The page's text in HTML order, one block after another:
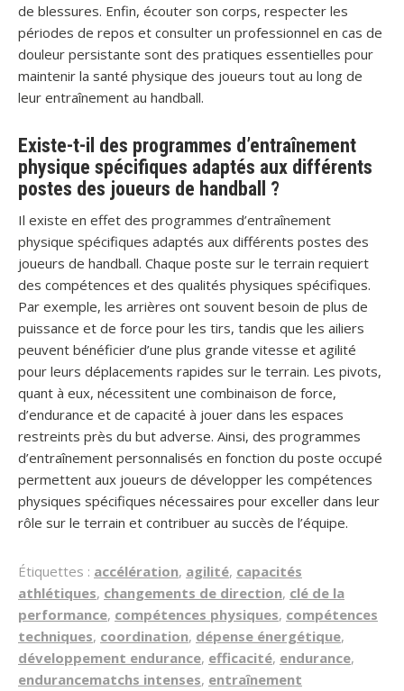
de blessures. Enfin, écouter son corps, respecter les
périodes de repos et consulter un professionnel en cas de
douleur persistante sont des pratiques essentielles pour
maintenir la santé physique des joueurs tout au long de
leur entraînement au handball.
Existe-t-il des programmes d’entraînement
physique spécifiques adaptés aux différents
postes des joueurs de handball ?
Il existe en effet des programmes d’entraînement
physique spécifiques adaptés aux différents postes des
joueurs de handball. Chaque poste sur le terrain requiert
des compétences et des qualités physiques spécifiques.
Par exemple, les arrières ont souvent besoin de plus de
puissance et de force pour les tirs, tandis que les ailiers
peuvent bénéficier d’une plus grande vitesse et agilité
pour leurs déplacements rapides sur le terrain. Les pivots,
quant à eux, nécessitent une combinaison de force,
d’endurance et de capacité à jouer dans les espaces
restreints près du but adverse. Ainsi, des programmes
d’entraînement personnalisés en fonction du poste occupé
permettent aux joueurs de développer les compétences
physiques spécifiques nécessaires pour exceller dans leur
rôle sur le terrain et contribuer au succès de l’équipe.
Étiquettes : accélération, agilité, capacités
athlétiques, changements de direction, clé de la
performance, compétences physiques, compétences
techniques, coordination, dépense énergétique,
développement endurance, efficacité, endurance,
endurancematchs intenses, entraînement